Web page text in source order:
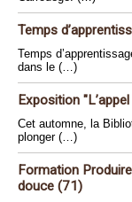
Temps
Temps
dans le (…)
Exposition
Cet automne, la
plonger (…)
Formation
douce (71)